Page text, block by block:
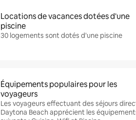
Locations de vacances dotées d'une
piscine
30 logements sont dotés d'une piscine
Équipements populaires pour les
voyageurs
Les voyageurs effectuant des séjours
Daytona Beach apprécient les